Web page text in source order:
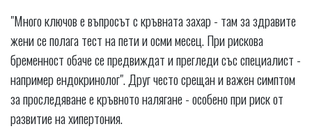
"Много ключов е въпросът с кръвната захар - там за здравите
жени се полага тест на пети и осми месец. При рискова
бременност обаче се предвиждат и прегледи със специалист -
например ендокринолог". Друг често срещан и важен симптом
за проследяване е кръвното налягане - особено при риск от
развитие на хипертония.